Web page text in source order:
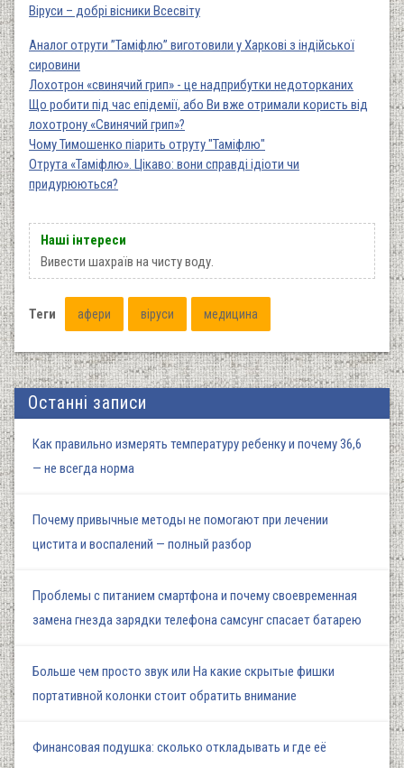
Віруси – добрі вісники Всесвіту
Аналог отрути ”Таміфлю” виготовили у Харкові з індійської
сировини
Лохотрон «свинячий грип» - це надприбутки недоторканих
Що робити під час епідемії, або Ви вже отримали користь від
лохотрону «Свинячий грип»?
Чому Тимошенко піарить отруту "Таміфлю"
Отрута «Таміфлю». Цікаво: вони справді ідіоти чи
придурюються?
Наші інтереси
Вивести шахраїв на чисту воду.
Теги афери віруси медицина
Останні записи
Как правильно измерять температуру ребенку и почему 36,6
— не всегда норма
Почему привычные методы не помогают при лечении
цистита и воспалений — полный разбор
Проблемы с питанием смартфона и почему своевременная
замена гнезда зарядки телефона самсунг спасает батарею
Больше чем просто звук или На какие скрытые фишки
портативной колонки стоит обратить внимание
Финансовая подушка: сколько откладывать и где её